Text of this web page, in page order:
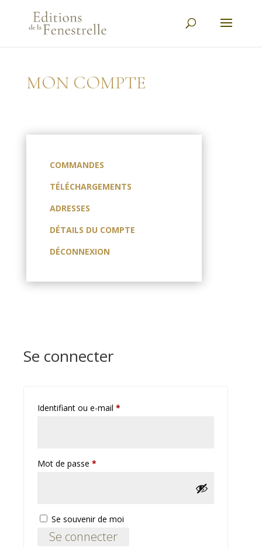
MON COMPTE
COMMANDES
TÉLÉCHARGEMENTS
ADRESSES
DÉTAILS DU COMPTE
DÉCONNEXION
Se connecter
Identifiant ou e-mail *Obligatoire
Mot de passe *Obligatoire
Se souvenir de moi
Se connecter